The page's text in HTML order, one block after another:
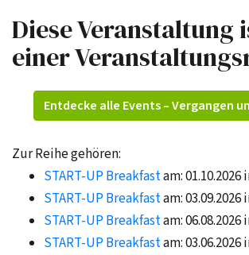
Diese Veranstaltung
einer
Entdecke alle Events – Vergangen
Zur Reihe gehören:
START-UP Breakfastam:
START-UP Breakfastam:
START-UP Breakfastam:
START-UP Breakfastam: